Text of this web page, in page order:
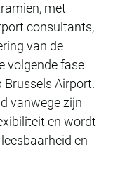
met
consultants,
van de
volgende fase
Airport.
vanwege zijn
en wordt
en